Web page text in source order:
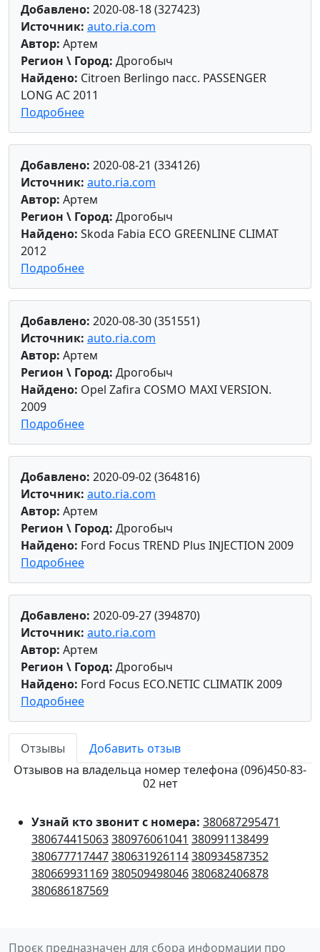
Добавлено: 2020-08-18 (327423)
Источник: auto.ria.com
Автор: Артем
Регион \ Город: Дрогобыч
Найдено: Citroen Berlingo пасс. PASSENGER
LONG AC 2011
Подробнее
Добавлено: 2020-08-21 (334126)
Источник: auto.ria.com
Автор: Артем
Регион \ Город: Дрогобыч
Найдено: Skoda Fabia ECO GREENLINE CLIMAT
2012
Подробнее
Добавлено: 2020-08-30 (351551)
Источник: auto.ria.com
Автор: Артем
Регион \ Город: Дрогобыч
Найдено: Opel Zafira COSMO MAXI VERSION.
2009
Подробнее
Добавлено: 2020-09-02 (364816)
Источник: auto.ria.com
Автор: Артем
Регион \ Город: Дрогобыч
Найдено: Ford Focus TREND Plus INJECTION 2009
Подробнее
Добавлено: 2020-09-27 (394870)
Источник: auto.ria.com
Автор: Артем
Регион \ Город: Дрогобыч
Найдено: Ford Focus ECO.NETIC CLIMATIK 2009
Подробнее
Отзывы
Добавить отзыв
Отзывов на владельца номер телефона (096)450-83-
02 нет
Узнай кто звонит с номера: 380687295471
380674415063380976061041 380991138499
380677717447380631926114380934587352
380669931169380509498046380682406878
380686187569
Проєк предназначен для сбора информации про